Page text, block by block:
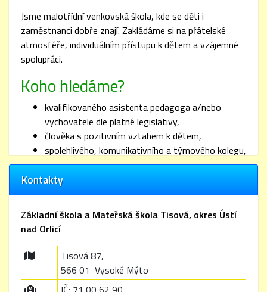
Jsme malotřídní venkovská škola, kde se děti i
zaměstnanci dobře znají. Zakládáme si na přátelské
atmosféře, individuálním přístupu k dětem a vzájemné
spolupráci.
Koho hledáme?
kvalifikovaného asistenta pedagoga a/nebo
vychovatele dle platné legislativy,
člověka s pozitivním vztahem k dětem,
spolehlivého, komunikativního a týmového kolegu,
výhodou jsou zkušenosti s prací na malotřídní
škole.
Nabízíme
kombinovaný pracovní úvazek (asistent pedagoga
nástup od1. září 2026
práci v malém a přátelském kolektivu,
příjemné pracovní prostředí venkovské školy,
Kontakty
Základní škola a Mateřská škola Tisová, okres Ústí
nad Orlicí
Tisová 87,
566 01 Vysoké Mýto